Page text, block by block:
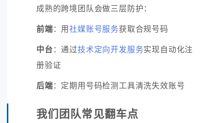
成熟的跨境团队会做三层防护：
前端 ：用社媒账号服务获取合规号码
中台 ：通过技术定向开发服务实现自动化注
册验证
后端 ：定期用号码检测工具清洗失效账号
我们团队常见翻车点